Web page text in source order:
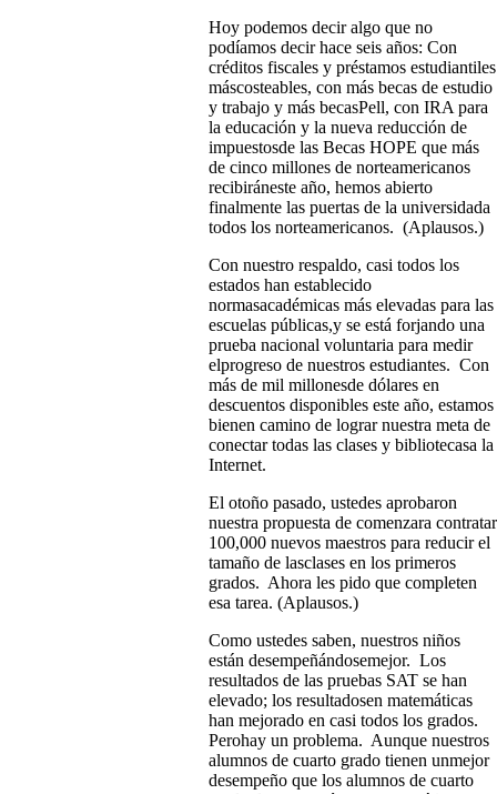
Hoy podemos decir algo que no
podíamos decir hace seis años: Con
créditos fiscales y préstamos estudiantiles
máscosteables, con más becas de estudio
y trabajo y más becasPell, con IRA para
la educación y la nueva reducción de
impuestosde las Becas HOPE que más
de cinco millones de norteamericanos
recibiráneste año, hemos abierto
finalmente las puertas de la universidada
todos los norteamericanos. (Aplausos.)
Con nuestro respaldo, casi todos los
estados han establecido
normasacadémicas más elevadas para las
escuelas públicas,y se está forjando una
prueba nacional voluntaria para medir
elprogreso de nuestros estudiantes. Con
más de mil millonesde dólares en
descuentos disponibles este año, estamos
bienen camino de lograr nuestra meta de
conectar todas las clases y bibliotecasa la
Internet.
El otoño pasado, ustedes aprobaron
nuestra propuesta de comenzara contratar
100,000 nuevos maestros para reducir el
tamaño de lasclases en los primeros
grados. Ahora les pido que completen
esa tarea. (Aplausos.)
Como ustedes saben, nuestros niños
están desempeñándosemejor. Los
resultados de las pruebas SAT se han
elevado; los resultadosen matemáticas
han mejorado en casi todos los grados.
Perohay un problema. Aunque nuestros
alumnos de cuarto grado tienen unmejor
desempeño que los alumnos de cuarto